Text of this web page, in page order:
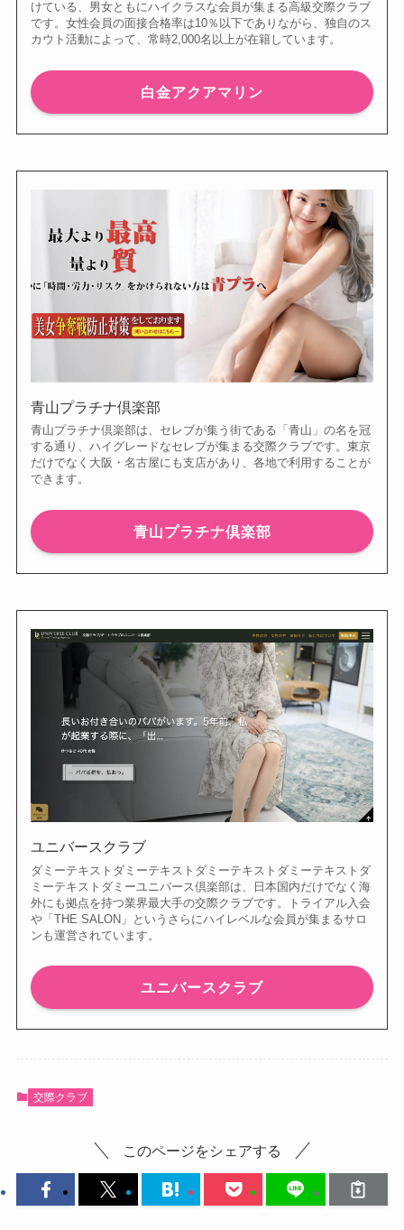
けている、男女ともにハイクラスな会員が集まる高級交際クラブ
です。女性会員の面接合格率は10％以下でありながら、独自のス
カウト活動によって、常時2,000名以上が在籍しています。
白金アクアマリン
青山プラチナ倶楽部
青山プラチナ倶楽部は、セレブが集う街である「青山」の名を冠
する通り、ハイグレードなセレブが集まる交際クラブです。東京
だけでなく大阪・名古屋にも支店があり、各地で利用することが
できます。
青山プラチナ倶楽部
ユニバースクラブ
ダミーテキストダミーテキストダミーテキストダミーテキストダ
ミーテキストダミーユニバース倶楽部は、日本国内だけでなく海
外にも拠点を持つ業界最大手の交際クラブです。トライアル入会
や「THE SALON」というさらにハイレベルな会員が集まるサロ
ンも運営されています。
ユニバースクラブ
交際クラブ
このページをシェアする